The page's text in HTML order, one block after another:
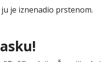
je iznenadio prstenom.